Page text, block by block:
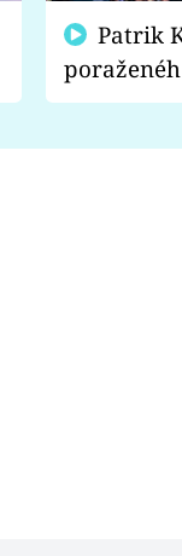
fanoušci